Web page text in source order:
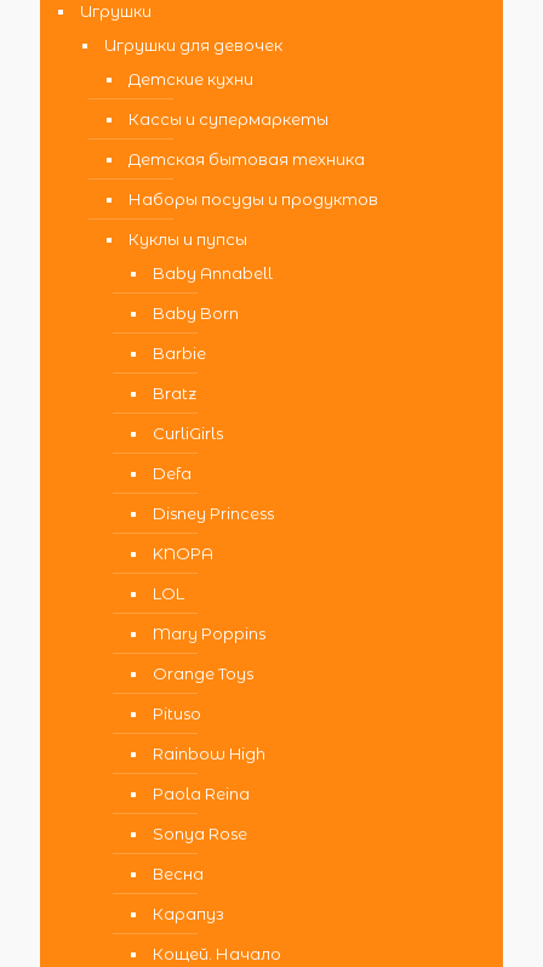
Игрушки
Игрушки для девочек
Детские кухни
Кассы и супермаркеты
Детская бытовая техника
Наборы посуды и продуктов
Куклы и пупсы
Baby Annabell
Baby Born
Barbie
Bratz
CurliGirls
Defa
Disney Princess
KNOPA
LOL
Mary Poppins
Orange Toys
Pituso
Rainbow High
Paola Reina
Sonya Rose
Весна
Карапуз
Кощей. Начало